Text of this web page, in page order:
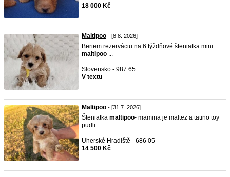
18 000 Kč
Maltipoo - [8.8. 2026]
Beriem rezerváciu na 6 týždňové šteniatka mini
maltipoo ...
Slovensko - 987 65
V textu
Maltipoo - [31.7. 2026]
Šteniatka maltipoo- mamina je maltez a tatino toy
pudli ...
Uherské Hradiště - 686 05
14 500 Kč